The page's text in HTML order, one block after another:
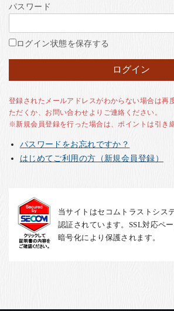
ご利用ガイド
お客様の声
お知らせ
English
パスワード
ログイン状態を保存する
登録されたメールアドレスがわからない場合は再
ただくか、お問い合わせよりご連絡ください。
※新規会員登録を行った場合は、ポイントは引き
パスワードをお忘れですか？
はじめてご利用の方（新規会員登録）
当サイトはセコムトラストシス
認証されています。SSL対応ペ
暗号化により保護されます。